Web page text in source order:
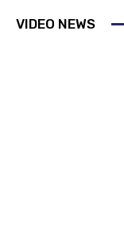
VIDEO NEWS